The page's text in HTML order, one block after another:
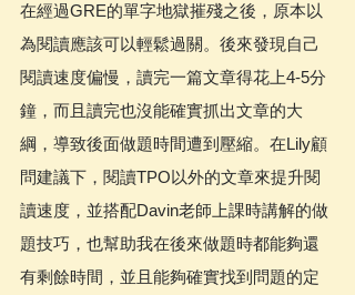
在經過GRE的單字地獄摧殘之後，原本以
為閱讀應該可以輕鬆過關。後來發現自己
閱讀速度偏慢，讀完一篇文章得花上4-5分
鐘，而且讀完也沒能確實抓出文章的大
綱，導致後面做題時間遭到壓縮。在Lily顧
問建議下，閱讀TPO以外的文章來提升閱
讀速度，並搭配Davin老師上課時講解的做
題技巧，也幫助我在後來做題時都能夠還
有剩餘時間，並且能夠確實找到問題的定